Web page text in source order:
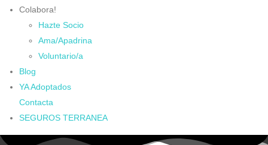
Colabora!
Hazte Socio
Ama/Apadrina
Voluntario/a
Blog
YA Adoptados
Contacta
SEGUROS TERRANEA